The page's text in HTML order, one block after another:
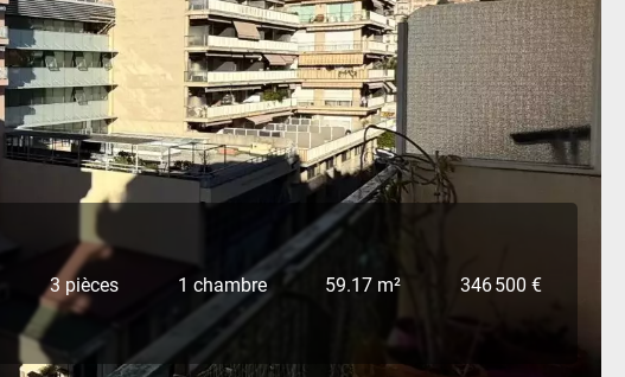
3 pièces 1 chambre 59.17 m² 346 500 €